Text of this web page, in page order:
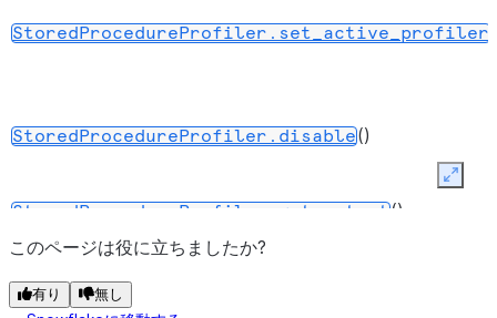
StoredProcedureProfiler.set_active_profiler
StoredProcedureProfiler.disable()
StoredProcedureProfiler.get_output()
このページは役に立ちましたか?
有り 無し